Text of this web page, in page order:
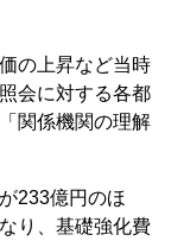
の上昇など当時
会に対する各都
関係機関の理解
233億円のほ
り、基礎強化費